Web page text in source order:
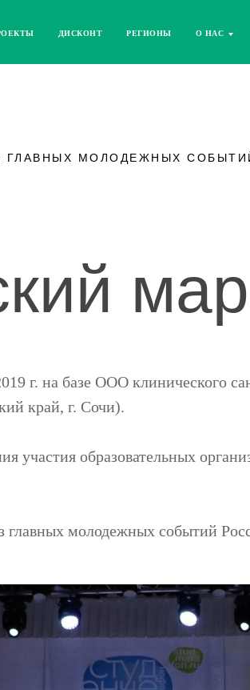
ДИСКОНТ РЕГИОНЫ О НАС
МОЛОДЕЖНЫХ
г. на базе ООО клинического
край, г. Сочи).
участия образовательных
главных молодежных событий